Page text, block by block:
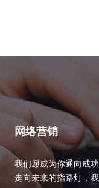
网络营销
我们愿成为你通向成
走向未来的指路灯，